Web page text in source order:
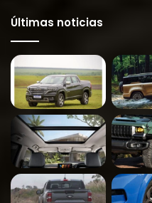
Últimas noticias